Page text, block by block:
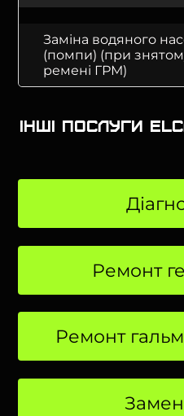
Заміна водяного
(помпи) (при
ремені ГРМ)
Інші послуги
Ремонт
Ремонт